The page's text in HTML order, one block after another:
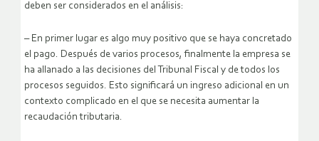
deben ser considerados en el análisis:
– En primer lugar es algo muy positivo que se haya concretado
el pago. Después de varios procesos, finalmente la empresa se
ha allanado a las decisiones del Tribunal Fiscal y de todos los
procesos seguidos. Esto significará un ingreso adicional en un
contexto complicado en el que se necesita aumentar la
recaudación tributaria.